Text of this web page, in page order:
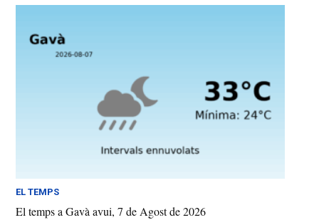
EL TEMPS
El temps a Gavà avui, 7 de Agost de 2026